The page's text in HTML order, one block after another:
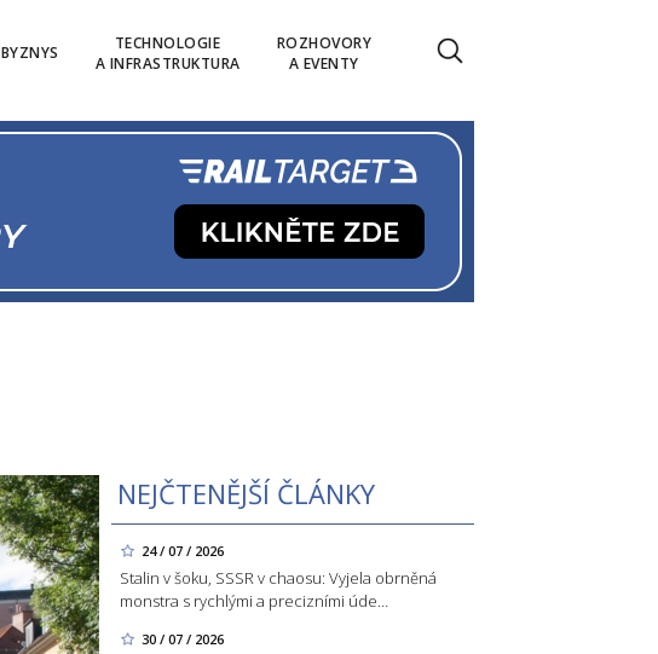
BYZNYS
TECHNOLOGIE
A INFRASTRUKTURA
ROZHOVORY
A EVENTY
NEJČTENĚJŠÍ ČLÁNKY
24 / 07 / 2026
Stalin v šoku, SSSR v chaosu: Vyjela obrněná
monstra s rychlými a precizními úde…
30 / 07 / 2026